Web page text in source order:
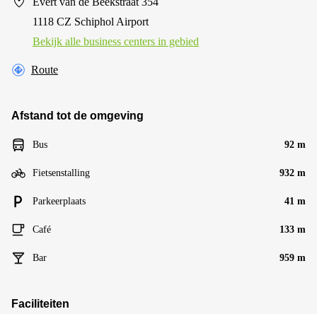
1118 CZ Schiphol Airport
Bekijk alle business centers in gebied
Route
Afstand tot de omgeving
Bus 92 m
Fietsenstalling 932 m
Parkeerplaats 41 m
Café 133 m
Bar 959 m
Faciliteiten